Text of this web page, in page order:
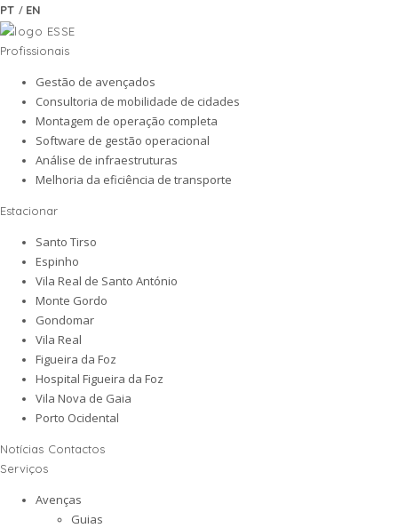
PT / EN
Profissionais
Gestão de avençados
Consultoria de mobilidade de cidades
Montagem de operação completa
Software de gestão operacional
Análise de infraestruturas
Melhoria da eficiência de transporte
Estacionar
Santo Tirso
Espinho
Vila Real de Santo António
Monte Gordo
Gondomar
Vila Real
Figueira da Foz
Hospital Figueira da Foz
Vila Nova de Gaia
Porto Ocidental
Notícias Contactos
Serviços
Avenças
Guias